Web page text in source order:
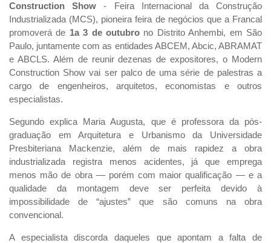
Construction Show - Feira Internacional da Construção
Industrializada (MCS), pioneira feira de negócios que a Francal
promoverá de 1a 3 de outubro no Distrito Anhembi, em São
Paulo, juntamente com as entidades ABCEM, Abcic, ABRAMAT
e ABCLS. Além de reunir dezenas de expositores, o Modern
Construction Show vai ser palco de uma série de palestras a
cargo de engenheiros, arquitetos, economistas e outros
especialistas.
Segundo explica Maria Augusta, que é professora da pós-
graduação em Arquitetura e Urbanismo da Universidade
Presbiteriana Mackenzie, além de mais rapidez a obra
industrializada registra menos acidentes, já que emprega
menos mão de obra — porém com maior qualificação — e a
qualidade da montagem deve ser perfeita devido à
impossibilidade de “ajustes” que são comuns na obra
convencional.
A especialista discorda daqueles que apontam a falta de